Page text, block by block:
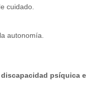
cuidado.
autonomía.
discapacidad psíquica e